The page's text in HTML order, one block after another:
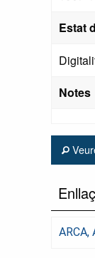
Estat
Notes
ARCA,